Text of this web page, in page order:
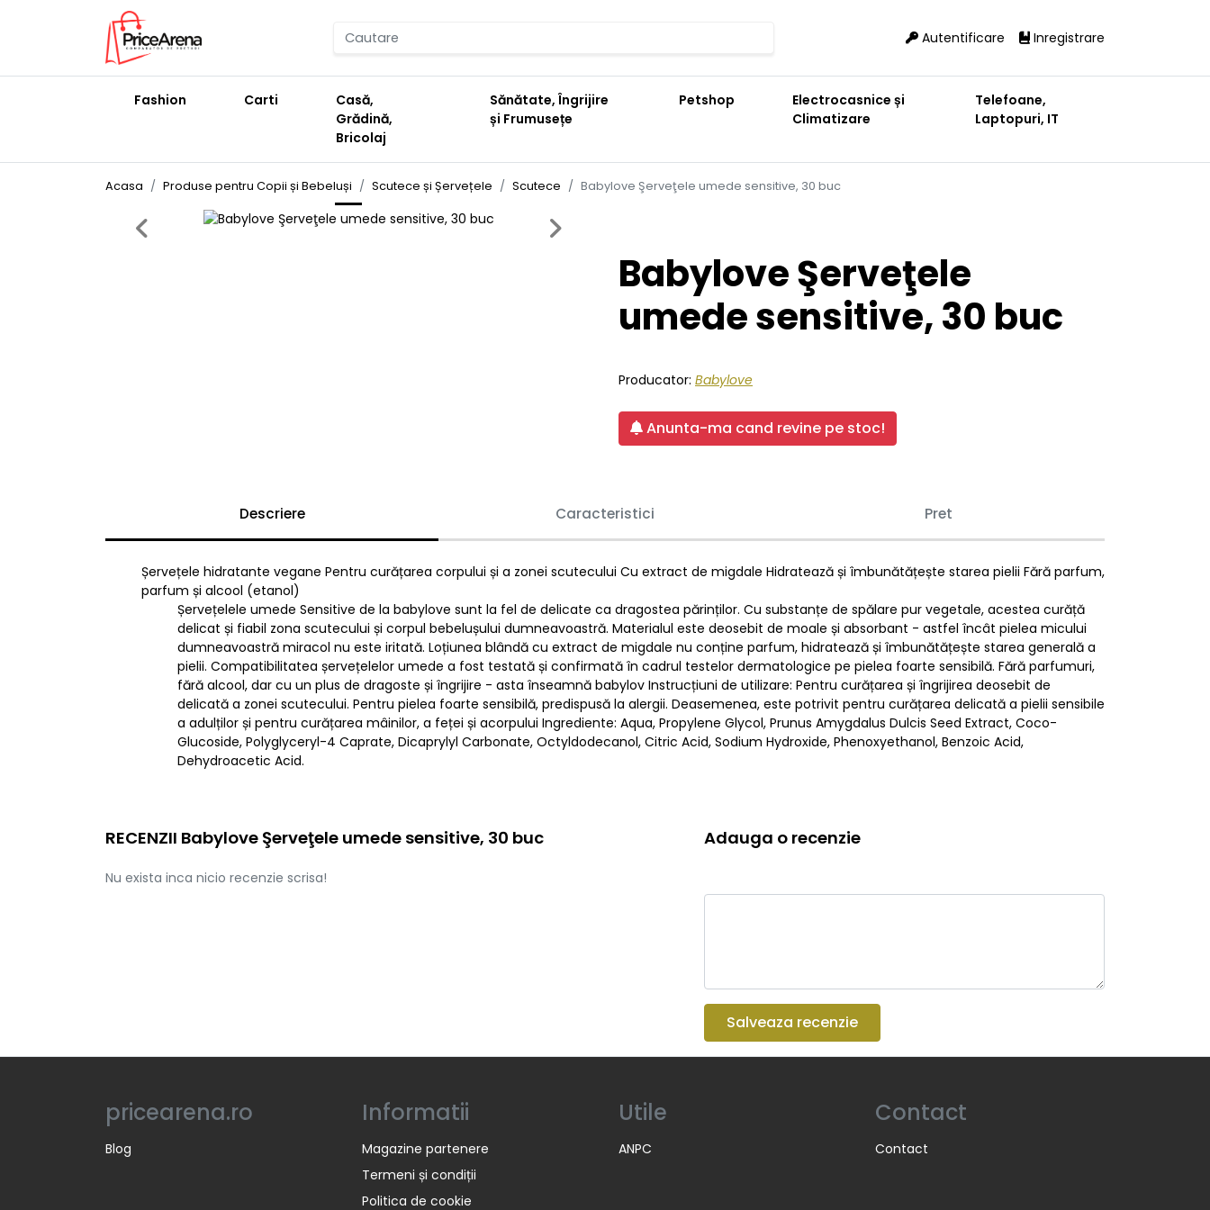
Autentificare Inregistrare
Fashion Carti
Casă,
Grădină,
Bricolaj
Sănătate, Îngrijire
și Frumusețe
Petshop
Electrocasnice și
Climatizare
Telefoane,
Laptopuri, IT
Acasa Produse pentru Copii și Bebeluși Scutece și Șervețele Scutece Babylove Şerveţele umede sensitive, 30 buc
Previous Next
Babylove Şerveţele
umede sensitive, 30 buc
Producator: Babylove
Anunta-ma cand revine pe stoc!
Descriere Caracteristici Pret
Șervețele hidratante vegane Pentru curățarea corpului și a zonei scutecului Cu extract de migdale Hidratează și îmbunătățește starea pielii Fără parfum,
parfum și alcool (etanol)
Șervețelele umede Sensitive de la babylove sunt la fel de delicate ca dragostea părinților. Cu substanțe de spălare pur vegetale, acestea curăță
delicat și fiabil zona scutecului și corpul bebelușului dumneavoastră. Materialul este deosebit de moale și absorbant - astfel încât pielea micului
dumneavoastră miracol nu este iritată. Loțiunea blândă cu extract de migdale nu conține parfum, hidratează și îmbunătățește starea generală a
pielii. Compatibilitatea șervețelelor umede a fost testată și confirmată în cadrul testelor dermatologice pe pielea foarte sensibilă. Fără parfumuri,
fără alcool, dar cu un plus de dragoste și îngrijire - asta înseamnă babylov Instrucțiuni de utilizare: Pentru curățarea și îngrijirea deosebit de
delicată a zonei scutecului. Pentru pielea foarte sensibilă, predispusă la alergii. Deasemenea, este potrivit pentru curățarea delicată a pielii sensibile
a adulților și pentru curățarea mâinilor, a feței și acorpului Ingrediente: Aqua, Propylene Glycol, Prunus Amygdalus Dulcis Seed Extract, Coco-
Glucoside, Polyglyceryl-4 Caprate, Dicaprylyl Carbonate, Octyldodecanol, Citric Acid, Sodium Hydroxide, Phenoxyethanol, Benzoic Acid,
Dehydroacetic Acid.
RECENZII Babylove Şerveţele umede sensitive, 30 buc
Nu exista inca nicio recenzie scrisa!
Adauga o recenzie
Salveaza recenzie
pricearena.ro
Blog
Informatii
Magazine partenere
Termeni și condiții
Politica de cookie
Utile
ANPC
Contact
Contact